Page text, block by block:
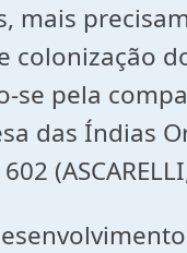
mais
colonização
se pela
das Índias